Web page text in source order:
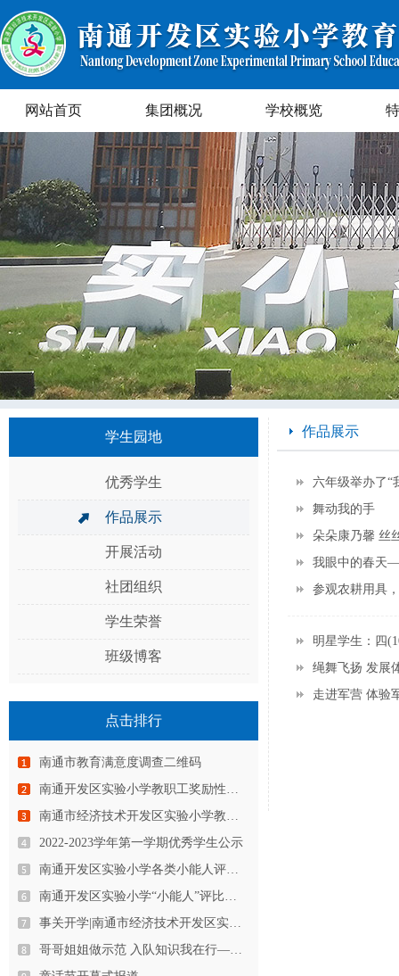
网站首页 集团概况 学校概览
学生园地
优秀学生
作品展示
开展活动
社团组织
学生荣誉
班级博客
点击排行
南通市教育满意度调查二维码
南通开发区实验小学教职工奖励性绩…
南通市经济技术开发区实验小学教育…
2022-2023学年第一学期优秀学生公示
南通开发区实验小学各类小能人评选…
南通开发区实验小学“小能人”评比…
事关开学|南通市经济技术开发区实…
哥哥姐姐做示范 入队知识我在行—…
作品展示
六年级举办了“
舞动我的手
朵朵康乃馨 丝
我眼中的春天
参观农耕用具
明星学生：四
绳舞飞扬 发展
走进军营 体验